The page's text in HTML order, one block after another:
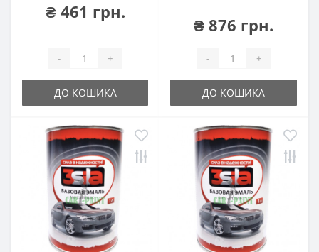
₴ 461 грн.
- +
ДО КОШИКА
₴ 876 грн.
- +
ДО КОШИКА